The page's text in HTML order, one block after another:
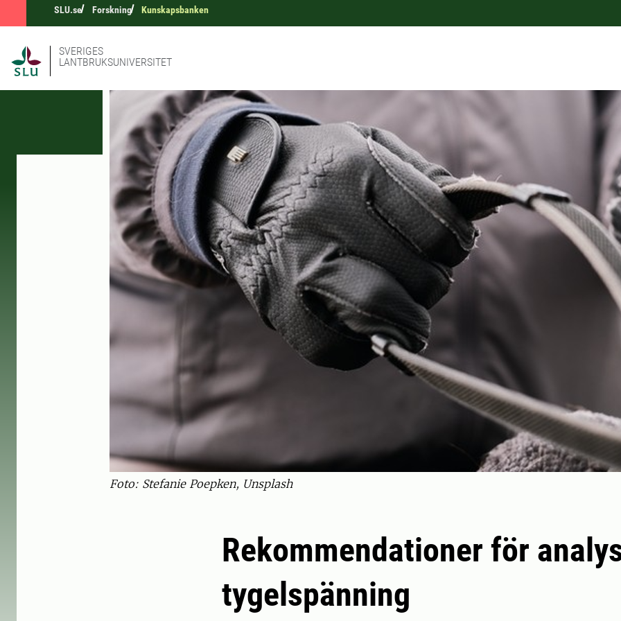
SLU.se Forskning Kunskapsbanken
SVERIGES
LANTBRUKSUNIVERSITET
Foto: Stefanie Poepken, Unsplash
Rekommendationer för
tygelspänning